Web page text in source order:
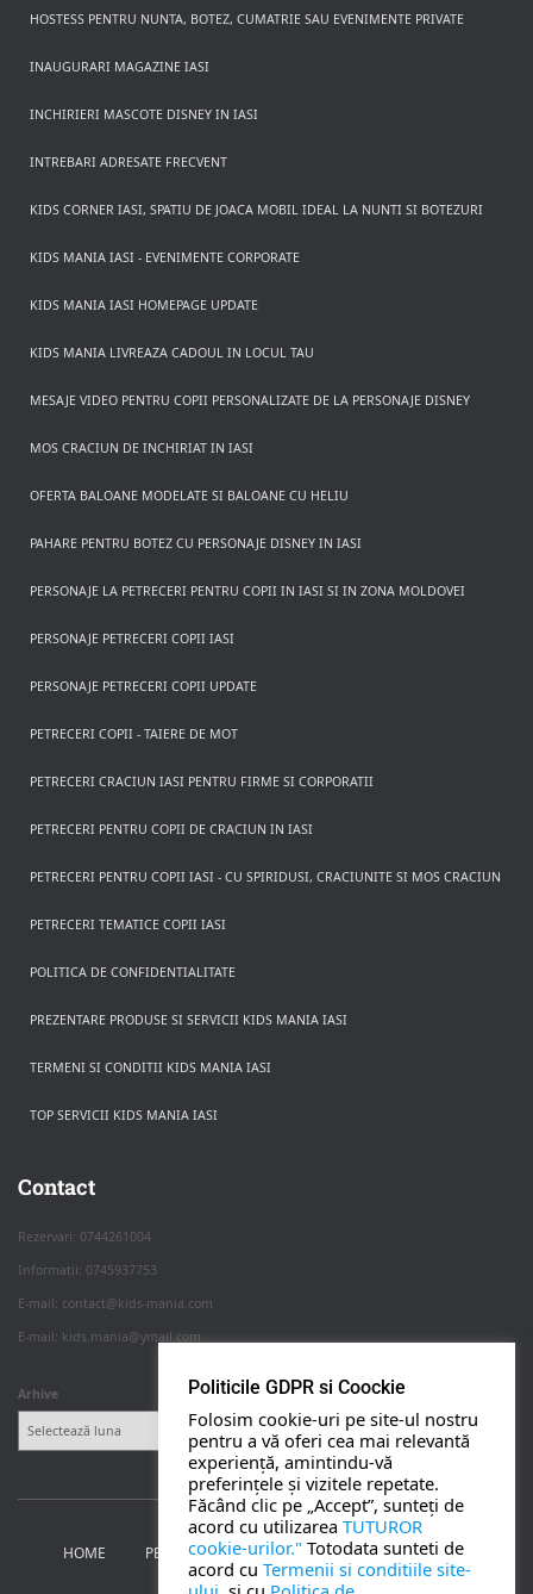
HOSTESS PENTRU NUNTA, BOTEZ, CUMATRIE SAU EVENIMENTE PRIVATE
INAUGURARI MAGAZINE IASI
INCHIRIERI MASCOTE DISNEY IN IASI
INTREBARI ADRESATE FRECVENT
KIDS CORNER IASI, SPATIU DE JOACA MOBIL IDEAL LA NUNTI SI BOTEZURI
KIDS MANIA IASI - EVENIMENTE CORPORATE
KIDS MANIA IASI HOMEPAGE UPDATE
KIDS MANIA LIVREAZA CADOUL IN LOCUL TAU
MESAJE VIDEO PENTRU COPII PERSONALIZATE DE LA PERSONAJE DISNEY
MOS CRACIUN DE INCHIRIAT IN IASI
OFERTA BALOANE MODELATE SI BALOANE CU HELIU
PAHARE PENTRU BOTEZ CU PERSONAJE DISNEY IN IASI
PERSONAJE LA PETRECERI PENTRU COPII IN IASI SI IN ZONA MOLDOVEI
PERSONAJE PETRECERI COPII IASI
PERSONAJE PETRECERI COPII UPDATE
PETRECERI COPII - TAIERE DE MOT
PETRECERI CRACIUN IASI PENTRU FIRME SI CORPORATII
PETRECERI PENTRU COPII DE CRACIUN IN IASI
PETRECERI PENTRU COPII IASI - CU SPIRIDUSI, CRACIUNITE SI MOS CRACIUN
PETRECERI TEMATICE COPII IASI
POLITICA DE CONFIDENTIALITATE
PREZENTARE PRODUSE SI SERVICII KIDS MANIA IASI
TERMENI SI CONDITII KIDS MANIA IASI
TOP SERVICII KIDS MANIA IASI
Contact
Rezervari: 0744261004
Informatii: 0745937753
E-mail: contact@kids-mania.com
E-mail: kids.mania@ymail.com
Arhive
HOME PETRECERI PENTRU COPII NUNTA SI BOTEZ
Politicile GDPR si Coockie
Folosim cookie-uri pe site-ul nostru
pentru a vă oferi cea mai relevantă
experiență, amintindu-vă
preferințele și vizitele repetate.
Făcând clic pe „Accept”, sunteți de
acord cu utilizarea TUTUROR
cookie-urilor." Totodata sunteti de
acord cu Termenii si conditiile site-
Apasa pe o categorie ca sa vezi serviciile.
PETRECERI COPII
NUNTA
BANCHETE
CORPORATE